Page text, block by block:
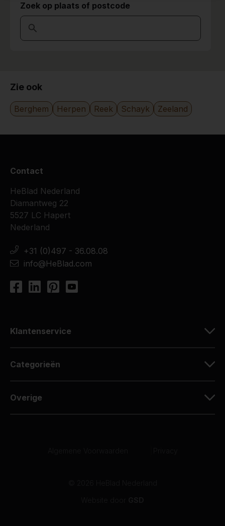
Zoek op plaats of postcode
Zie ook
Berghem Herpen Reek Schayk Zeeland
Contact
HeBlad Nederland
Diamantweg 22
5527 LC Hapert
Nederland
+31 (0)497 - 36.08.08
info@HeBlad.com
Klantenservice
Categorieën
Overige